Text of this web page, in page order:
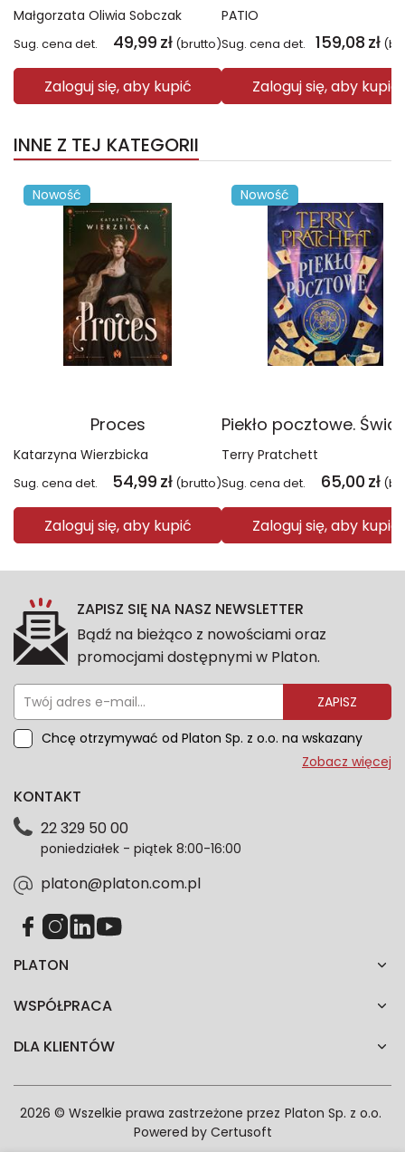
Małgorzata Oliwia Sobczak
Sug. cena det. 49,99 zł (brutto)
Zaloguj się, aby kupić
PATIO
Sug. cena det. 159,08 zł
Zaloguj się, aby kupić
INNE Z TEJ KATEGORII
Nowość
Proces
Katarzyna Wierzbicka
Sug. cena det. 54,99 zł (brutto)
Zaloguj się, aby kupić
Nowość
Terry Pratchett
Sug. cena det. 65,00 zł
Zaloguj się, aby kupić
ZAPISZ SIĘ NA NASZ NEWSLETTER
Bądź na bieżąco z nowościami oraz
promocjami dostępnymi w Platon.
ZAPISZ
Chcę otrzymywać od Platon Sp. z o.o. na wskazany
przeze mnie adres e-mail informacje marketingowe
dotyczące danych osobowych znajdziesz w naszej
każdym czasie. Wycofanie zgody nie wpłynie na
zgodność z prawem przetwarzania dokonanego przed
Zobacz więcej
PLATON
WSPÓŁPRACA
DLA KLIENTÓW
KONTAKT
22 329 50 00
poniedziałek - piątek 8:00-16:00
platon@platon.com.pl
2026 © Wszelkie prawa zastrzeżone przez Platon Sp. z o.o.
Powered by Certusoft